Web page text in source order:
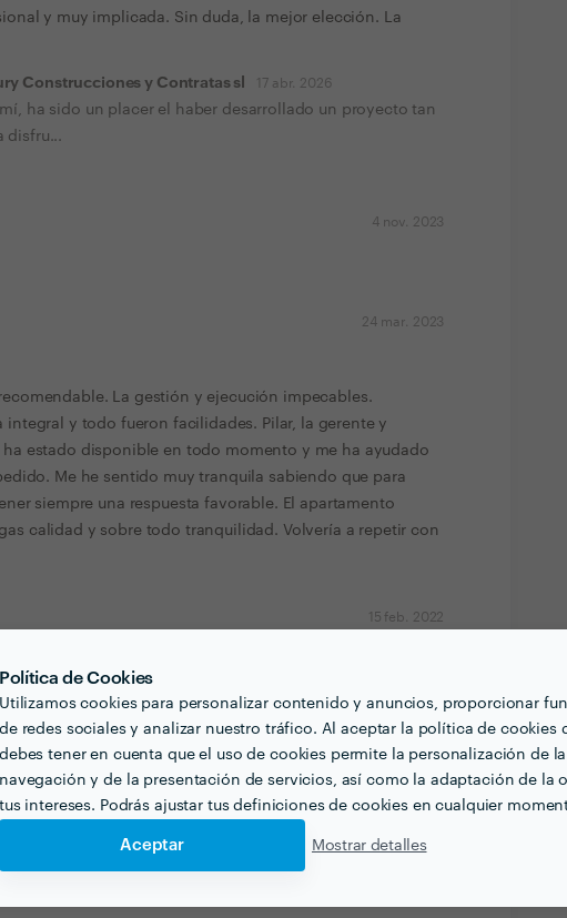
Política de Cookies
Utilizamos cookies para personalizar contenido y anuncios, proporcionar
de redes sociales y analizar nuestro tráfico. Al aceptar la política de cookies
debes tener en cuenta que el uso de cookies permite la personalización de la
navegación y de la presentación de servicios, así como la adaptación de la
tus intereses. Podrás ajustar tus definiciones de cookies en cualquier
Aceptar Mostrar detalles
y muy implicada. Sin duda, la mejor elección. La
Construcciones y Contratas sl 17 abr. 2026
mí, ha sido un placer el haber desarrollado un proyecto tan
disfru...
4 nov. 2023
24 mar. 2023
La gestión y ejecución impecables.
integral y todo fueron facilidades. Pilar, la gerente y
estado disponible en todo momento y me ha ayudado
Me he sentido muy tranquila sabiendo que para
siempre una respuesta favorable. El apartamento
calidad y sobre todo tranquilidad. Volvería a repetir con
la plataforma
15 feb. 2022
contenta con el trato y la profesionalidad. Unos resultaros
otra reforma ya se con quien hacerla, altemente
POR VUESTRO TRABAJO!!